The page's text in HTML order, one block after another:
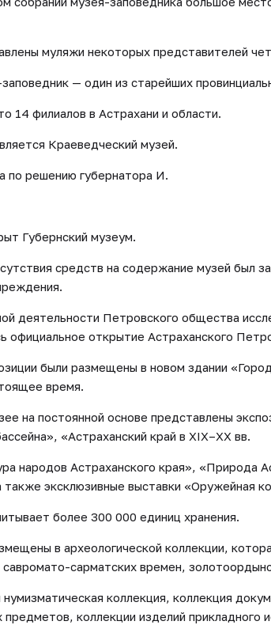
муляжи некоторых представителей
— один из старейших
14 филиалов в Астрахани и области.
Краеведческий музей.
по решению губернатора И.
Губернский музеум.
средств на содержание музей был
деятельности Петровского общества
официальное открытие Астраханского
были размещены в новом здании
время.
на постоянной основе представлены
«Астраханский край в XIX–XX вв.
народов Астраханского края», «Природа
также эксклюзивные выставки «Оружейная
более 300 000 единиц хранения.
в археологической коллекции,
сарматских времен,
коллекция, коллекция
предметов, коллекции изделий прикладного